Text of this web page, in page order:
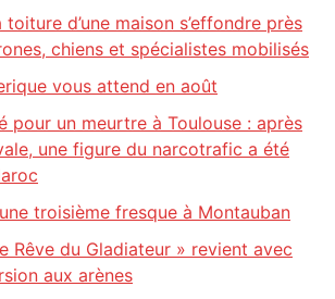
d’une maison s’effondre près
chiens et spécialistes mobilisés
vous attend en août
pour un meurtre à Toulouse : après
une figure du narcotrafic a été
troisième fresque à Montauban
Rêve du Gladiateur » revient avec
aux arènes